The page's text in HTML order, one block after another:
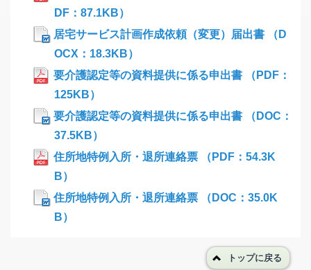
DF：87.1KB）
居宅サービス計画作成依頼（変更）届出書 （D
OCX：18.3KB）
要介護認定等の資料提供に係る申出書 （PDF：
125KB）
要介護認定等の資料提供に係る申出書 （DOC：
37.5KB）
住所地特例入所・退所連絡票 （PDF：54.3K
B）
住所地特例入所・退所連絡票 （DOC：35.0K
B）
トップに戻る